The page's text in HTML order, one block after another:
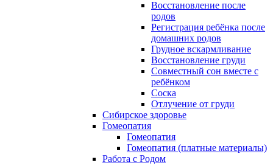
Восстановление после
родов
Регистрация ребёнка после
домашних родов
Грудное вскармливание
Восстановление груди
Совместный сон вместе с
ребёнком
Соска
Отлучение от груди
Сибирское здоровье
Гомеопатия
Гомеопатия
Гомеопатия (платные материалы)
Работа с Родом